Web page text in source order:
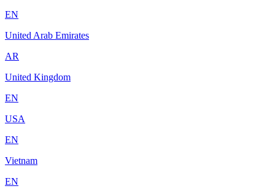
EN
United Arab Emirates
AR
United Kingdom
EN
USA
EN
Vietnam
EN